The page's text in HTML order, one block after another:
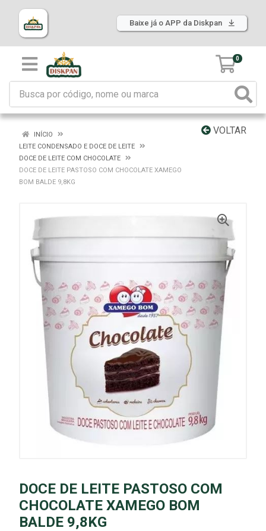
Baixe já o APP da Diskpan
0
VOLTAR
INÍCIO
LEITE CONDENSADO E DOCE DE LEITE
DOCE DE LEITE COM CHOCOLATE
DOCE DE LEITE PASTOSO COM CHOCOLATE XAMEGO
BOM BALDE 9,8KG
DOCE DE LEITE PASTOSO COM
CHOCOLATE XAMEGO BOM
BALDE 9,8KG